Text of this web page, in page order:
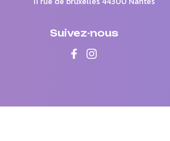
Suivez-nous